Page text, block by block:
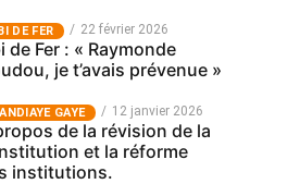
DE FER 22 février 2026
de Fer : « Raymonde
je t’avais prévenue »
GAYE 12 janvier 2026
de la révision de la
et la réforme
institutions.